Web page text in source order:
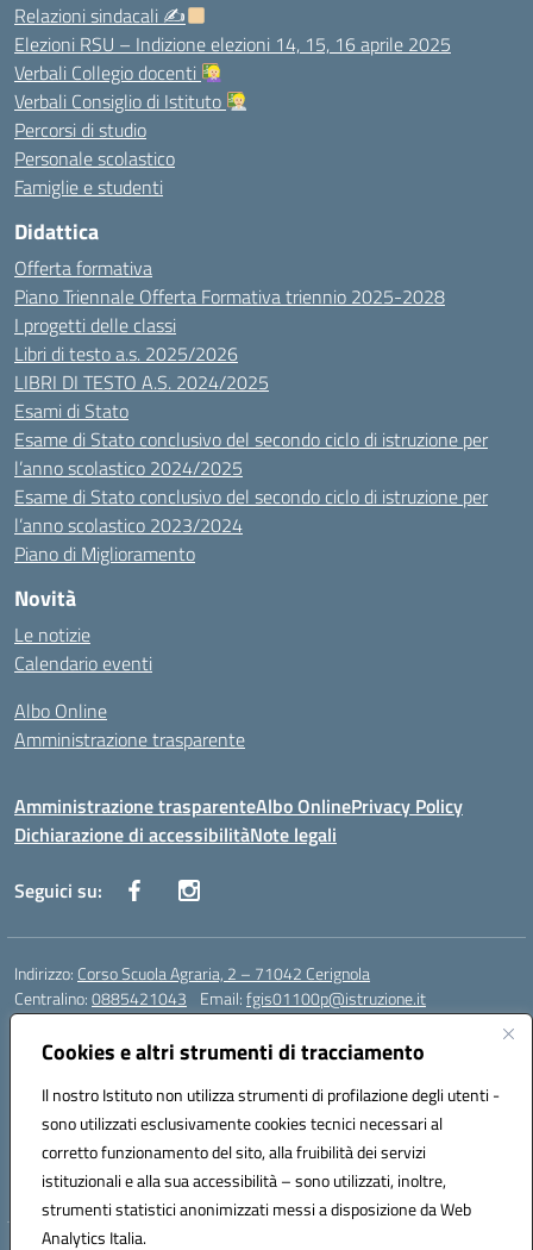
Cookies e altri strumenti di tracciamento
Il nostro Istituto non utilizza strumenti di profilazione degli utenti -
sono utilizzati esclusivamente cookies tecnici necessari al
corretto funzionamento del sito, alla fruibilità dei servizi
istituzionali e alla sua accessibilità – sono utilizzati, inoltre,
strumenti statistici anonimizzati messi a disposizione da Web
Analytics Italia.
Relazioni sindacali ✍
Elezioni RSU – Indizione elezioni 14, 15, 16 aprile 2025
Verbali Collegio docenti
Verbali Consiglio di Istituto
Percorsi di studio
Personale scolastico
Famiglie e studenti
Didattica
Offerta formativa
Piano Triennale Offerta Formativa triennio 2025-2028
I progetti delle classi
Libri di testo a.s. 2025/2026
LIBRI DI TESTO A.S. 2024/2025
Esami di Stato
Esame di Stato conclusivo del secondo ciclo di istruzione per
l’anno scolastico 2024/2025
Esame di Stato conclusivo del secondo ciclo di istruzione per
l’anno scolastico 2023/2024
Piano di Miglioramento
Novità
Le notizie
Calendario eventi
Albo Online
Amministrazione trasparente
Amministrazione trasparenteAlbo OnlinePrivacy Policy
Dichiarazione di accessibilitàNote legali
Seguici su:
Indirizzo: Corso Scuola Agraria, 2 – 71042 Cerignola
Centralino:0885421043 Email:fgis01100p@istruzione.it
Posta elettronica certificata (PEC):
Codice fiscale: 00318650710
Codice meccanografico:fgis01100p
Codice Indice delle Pubbliche Amministrazioni (IPA): istsc_fgis01100p-
Codice unico di fatturazione (CUF): UFY0NZ